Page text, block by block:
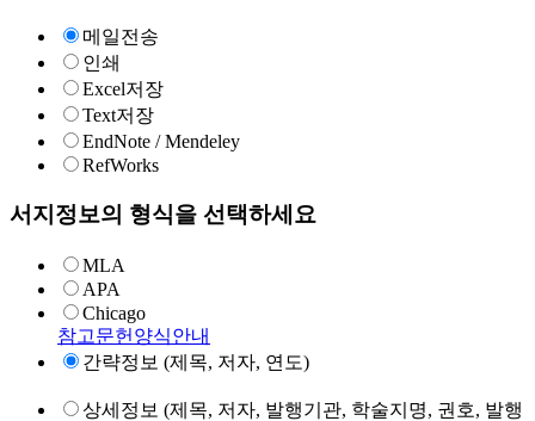
메일전송
인쇄
Excel저장
Text저장
EndNote / Mendeley
RefWorks
서지정보의 형식을 선택하세요
MLA
APA
Chicago
참고문헌양식안내
간략정보 (제목, 저자, 연도)
상세정보 (제목, 저자, 발행기관, 학술지명, 권호, 발행